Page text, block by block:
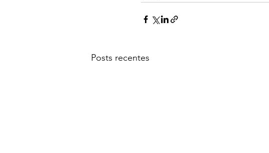
Posts recentes